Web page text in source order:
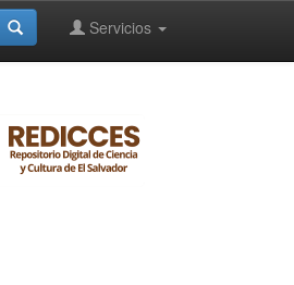
Servicios